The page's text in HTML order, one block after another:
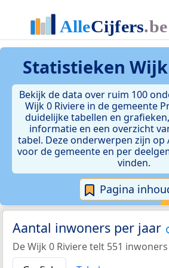
Statistieken
Bekijk de data over ruim 100
Wijk 0 Riviere in de gemeente
duidelijke tabellen en
informatie en een overzicht
tabel. Deze onderwerpen zijn op
voor de gemeente en per
vinden.
Pagina
Aantal inwoners per jaar
De Wijk 0 Riviere telt 551